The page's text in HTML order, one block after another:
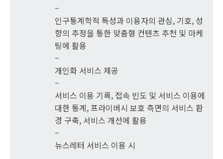
–
인구통계학적 특성과 이용자의 관심, 기호, 성
향의 추정을 통한 맞춤형 컨텐츠 추천 및 마케
팅에 활용
–
개인화 서비스 제공
–
서비스 이용 기록, 접속 빈도 및 서비스 이용에
대한 통계, 프라이버시 보호 측면의 서비스 환
경 구축, 서비스 개선에 활용
–
뉴스레터 서비스 이용 시